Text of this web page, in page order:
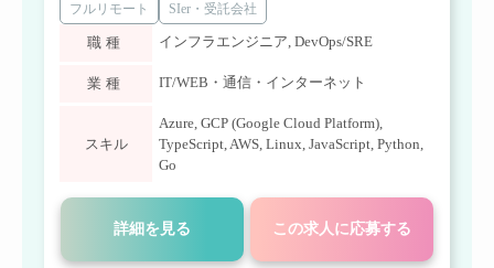
フルリモート SIer・受託会社
職種 インフラエンジニア, DevOps/SRE
業種 IT/WEB・通信・インターネット
スキル
Azure, GCP (Google Cloud Platform),
TypeScript,AWS, Linux, JavaScript, Python,
Go
詳細を見る この求人に応募する